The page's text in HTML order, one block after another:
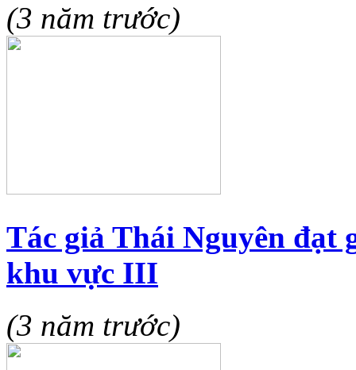
(3 năm trước)
Tác giả Thái Nguyên đạt
khu vực III
(3 năm trước)